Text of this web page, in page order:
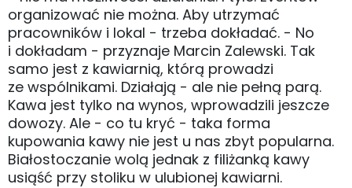
organizować nie można. Aby utrzymać
pracowników i lokal - trzeba dokładać. - No
i dokładam - przyznaje Marcin Zalewski. Tak
samo jest z kawiarnią, którą prowadzi
ze wspólnikami. Działają - ale nie pełną parą.
Kawa jest tylko na wynos, wprowadzili jeszcze
dowozy. Ale - co tu kryć - taka forma
kupowania kawy nie jest u nas zbyt popularna.
Białostoczanie wolą jednak z filiżanką kawy
usiąść przy stoliku w ulubionej kawiarni.